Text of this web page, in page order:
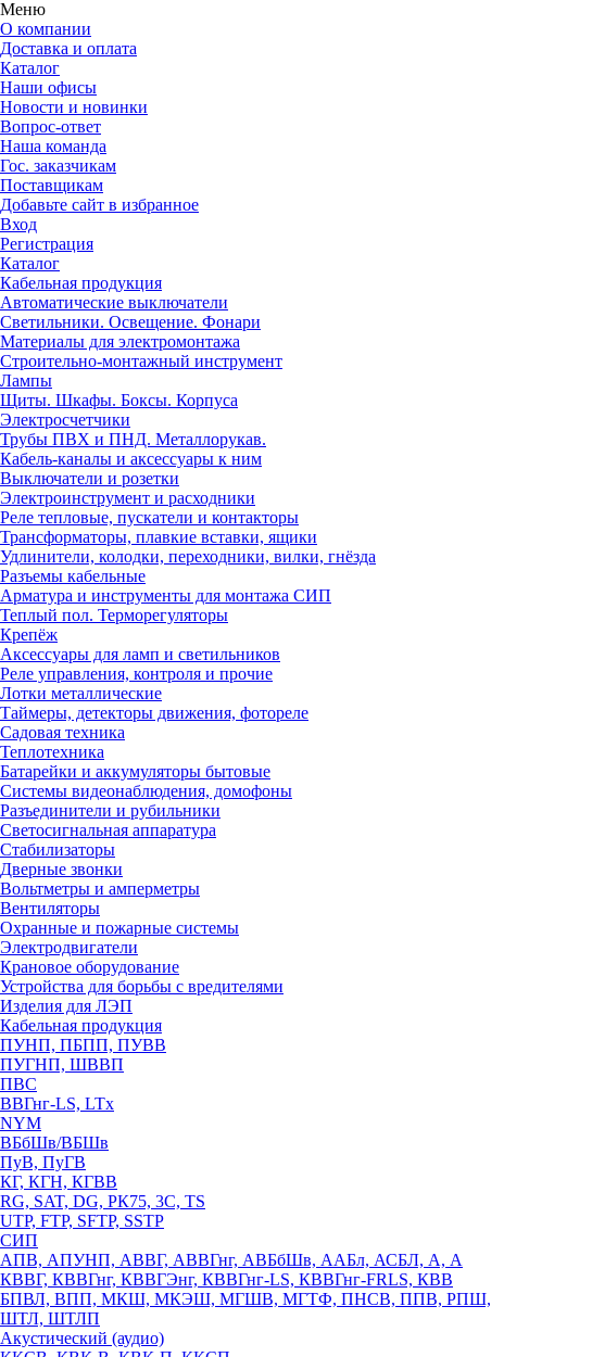
Меню
О компании
Доставка и оплата
Каталог
Наши офисы
Новости и новинки
Вопрос-ответ
Наша команда
Гос. заказчикам
Поставщикам
Добавьте сайт в избранное
Вход
Регистрация
Каталог
Кабельная продукция
Автоматические выключатели
Светильники. Освещение. Фонари
Материалы для электромонтажа
Строительно-монтажный инструмент
Лампы
Щиты. Шкафы. Боксы. Корпуса
Электросчетчики
Трубы ПВХ и ПНД. Металлорукав.
Кабель-каналы и аксессуары к ним
Выключатели и розетки
Электроинструмент и расходники
Реле тепловые, пускатели и контакторы
Трансформаторы, плавкие вставки, ящики
Удлинители, колодки, переходники, вилки, гнёзда
Разъемы кабельные
Арматура и инструменты для монтажа СИП
Теплый пол. Терморегуляторы
Крепёж
Аксессуары для ламп и светильников
Реле управления, контроля и прочие
Лотки металлические
Таймеры, детекторы движения, фотореле
Садовая техника
Теплотехника
Батарейки и аккумуляторы бытовые
Системы видеонаблюдения, домофоны
Разъединители и рубильники
Светосигнальная аппаратура
Стабилизаторы
Дверные звонки
Вольтметры и амперметры
Вентиляторы
Охранные и пожарные системы
Электродвигатели
Крановое оборудование
Устройства для борьбы с вредителями
Изделия для ЛЭП
Кабельная продукция
ПУНП, ПБПП, ПУВВ
ПУГНП, ШВВП
ПВС
ВВГнг-LS, LTx
NYM
ВБбШв/ВБШв
ПуВ, ПуГВ
КГ, КГН, КГВВ
RG, SAT, DG, РК75, 3С, TS
UTP, FTP, SFTP, SSTP
СИП
АПВ, АПУНП, АВВГ, АВВГнг, АВБбШв, ААБл, АСБЛ, А, А
КВВГ, КВВГнг, КВВГЭнг, КВВГнг-LS, КВВГнг-FRLS, КВВ
БПВЛ, ВПП, МКШ, МКЭШ, МГШВ, МГТФ, ПНСВ, ППВ, РПШ,
ШТЛ, ШТЛП
Акустический (аудио)